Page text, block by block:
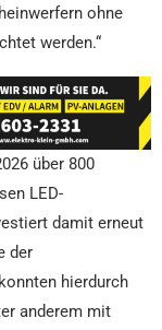
ohne
werden.“
über 800
LED-
damit erneut
der
hierdurch
anderem mit